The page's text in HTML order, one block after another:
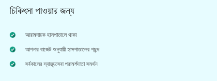
চিকিৎসা পাওয়ার জন্য
আরামদায়ক হাসপাতালে থাকা
আপনার বাজেট অনুযায়ী হাসপাতালের পছন্দ
সর্বকালের স্বাস্থ্যসেবা পরামর্শদাতা সমর্থন